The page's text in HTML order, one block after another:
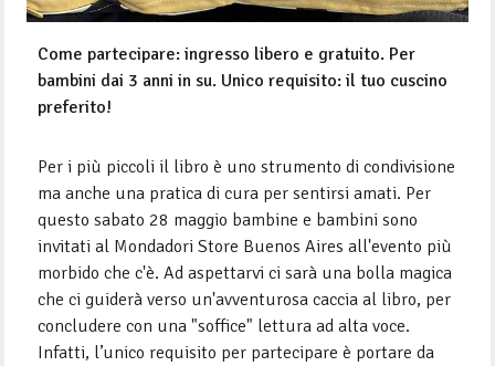
Come partecipare: ingresso libero e gratuito. Per
bambini dai 3 anni in su. Unico requisito: il tuo cuscino
preferito!
Per i più piccoli il libro è uno strumento di condivisione
ma anche una pratica di cura per sentirsi amati. Per
questo sabato 28 maggio bambine e bambini sono
invitati al Mondadori Store Buenos Aires all'evento più
morbido che c'è. Ad aspettarvi ci sarà una bolla magica
che ci guiderà verso un'avventurosa caccia al libro, per
concludere con una "soffice" lettura ad alta voce.
Infatti, l’unico requisito per partecipare è portare da